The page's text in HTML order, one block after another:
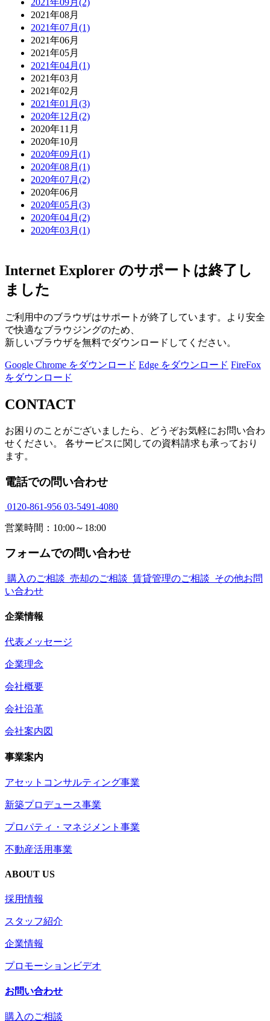
2021年09月(2)
2021年08月
2021年07月(1)
2021年06月
2021年05月
2021年04月(1)
2021年03月
2021年02月
2021年01月(3)
2020年12月(2)
2020年11月
2020年10月
2020年09月(1)
2020年08月(1)
2020年07月(2)
2020年06月
2020年05月(3)
2020年04月(2)
2020年03月(1)
Internet Explorer のサポートは終了し
ました
ご利用中のブラウザはサポートが終了しています。より安全
で快適なブラウジングのため、
新しいブラウザを無料でダウンロードしてください。
Google Chrome をダウンロード Edge をダウンロード FireFox
をダウンロード
CONTACT
お困りのことがございましたら、どうぞお気軽にお問い合わ
せください。 各サービスに関しての資料請求も承っており
ます。
電話での問い合わせ
0120-861-956 03-5491-4080
営業時間：10:00～18:00
フォームでの問い合わせ
購入のご相談 売却のご相談 賃貸管理のご相談 その他お問
い合わせ
企業情報
代表メッセージ
企業理念
会社概要
会社沿革
会社案内図
事業案内
アセットコンサルティング事業
新築プロデュース事業
プロパティ・マネジメント事業
不動産活用事業
ABOUT US
採用情報
スタッフ紹介
企業情報
プロモーションビデオ
お問い合わせ
購入のご相談